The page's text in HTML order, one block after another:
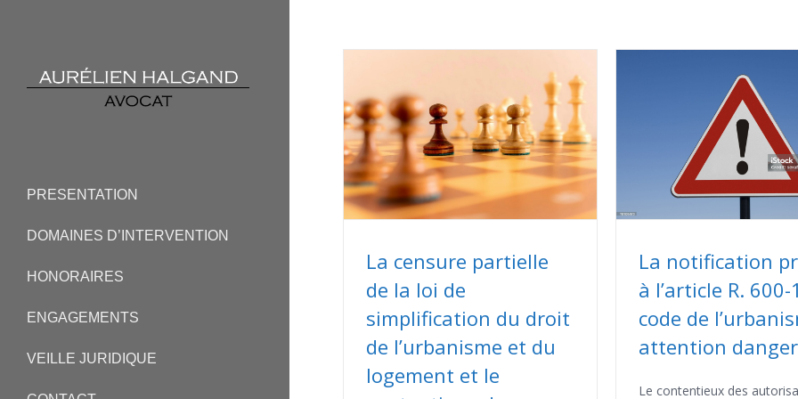
PRESENTATION
DOMAINES D’INTERVENTION
HONORAIRES
ENGAGEMENTS
VEILLE JURIDIQUE
La censure partielle
de la loi de
simplification du droit
de l’urbanisme et du
logement et le
La notification
à l’article R.
code de
attention
Le contentieux des